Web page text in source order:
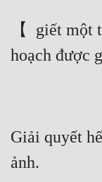
【  giết
hoạch được
Giải quyết
ảnh.